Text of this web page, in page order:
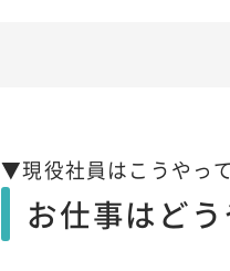
▼現役社員はこうやっ
お仕事はど